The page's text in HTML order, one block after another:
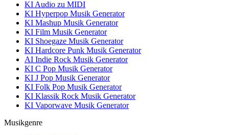
KI Audio zu MIDI
KI Hyperpop Musik Generator
KI Mashup Musik Generator
KI Film Musik Generator
KI Shoegaze Musik Generator
KI Hardcore Punk Musik Generator
AI Indie Rock Musik Generator
KI C Pop Musik Generator
KI J Pop Musik Generator
KI Folk Pop Musik Generator
KI Klassik Rock Musik Generator
KI Vaporwave Musik Generator
Musikgenre